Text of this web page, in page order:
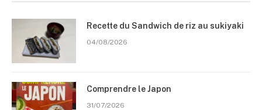
Recette du Sandwich de riz au sukiyaki
04/08/2026
Comprendre le Japon
31/07/2026